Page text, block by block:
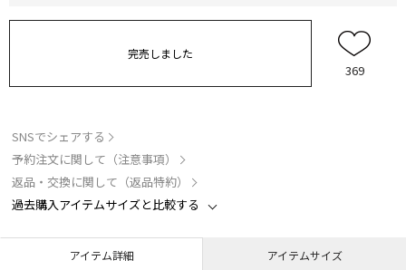
完売しました
369
SNSでシェアする
予約注文に関して（注意事項）
返品・交換に関して（返品特約）
過去購入アイテムサイズと比較する
アイテム詳細 アイテムサイズ